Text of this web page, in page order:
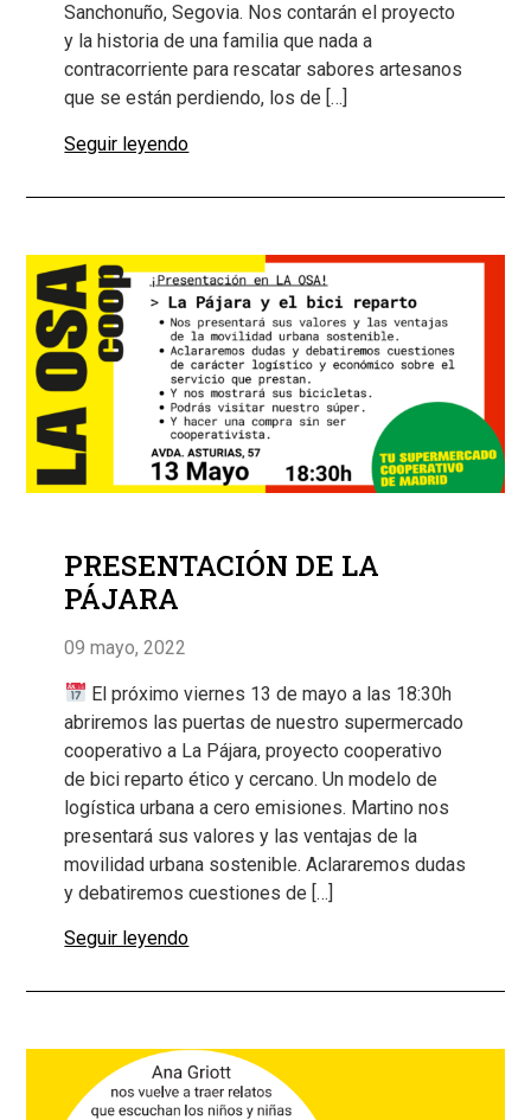
Sanchonuño, Segovia. Nos contarán el proyecto
y la historia de una familia que nada a
contracorriente para rescatar sabores artesanos
que se están perdiendo, los de […]
Seguir leyendo
PRESENTACIÓN DE LA
PÁJARA
09 mayo, 2022
El próximo viernes 13 de mayo a las 18:30h
abriremos las puertas de nuestro supermercado
cooperativo a La Pájara, proyecto cooperativo
de bici reparto ético y cercano. Un modelo de
logística urbana a cero emisiones. Martino nos
presentará sus valores y las ventajas de la
movilidad urbana sostenible. Aclararemos dudas
y debatiremos cuestiones de […]
Seguir leyendo